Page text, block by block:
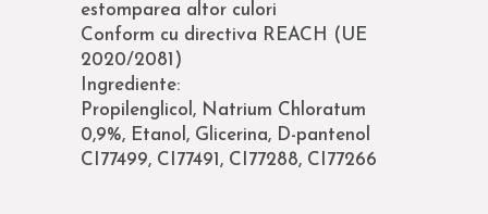
estomparea altor culori
Conform cu directiva REACH (UE
2020/2081)
Ingrediente:
Propilenglicol, Natrium Chloratum
0,9%, Etanol, Glicerina, D-pantenol
CI77499, CI77491, CI77288, CI77266